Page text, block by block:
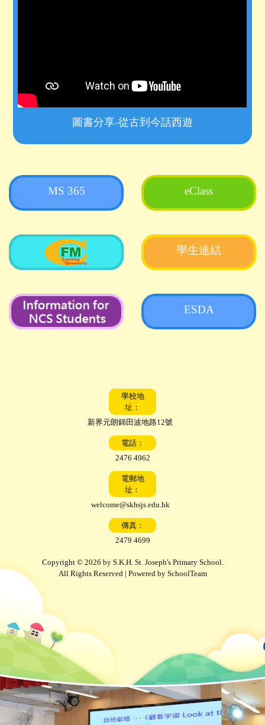
圖書分享-從古到今話西遊
MS 365 eClass
學生連結
ESDA
學校地
址：
新界元朗錦田波地路12號
電話：
2476 4962
電郵地
址：
welcome@skhsjs.edu.hk
傳真：
2479 4699
Copyright © 2026 by S.K.H. St. Joseph's Primary School.
All Rights Reserved | Powered by SchoolTeam